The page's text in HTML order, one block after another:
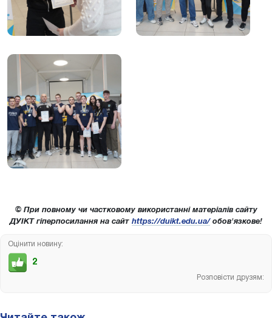
© При повному чи частковому використанні матеріалів сайту
ДУІКТ гіперпосилання на сайт https://duikt.edu.ua/ обов'язкове!
Оцінити новину:
2
Розповісти друзям: